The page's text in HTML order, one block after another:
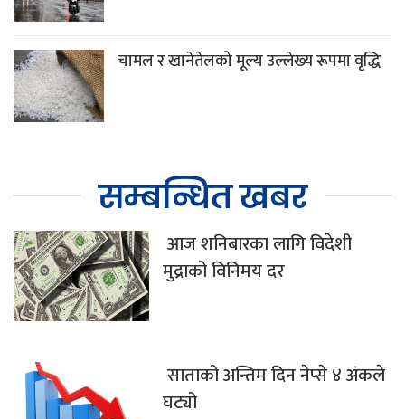
चामल र खानेतेलको मूल्य उल्लेख्य रूपमा वृद्धि
सम्बन्धित खबर
आज शनिबारका लागि विदेशी
मुद्राको विनिमय दर
साताको अन्तिम दिन नेप्से ४ अंकले
घट्यो